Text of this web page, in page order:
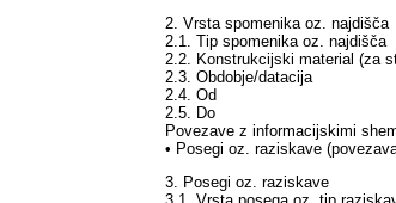
2. Vrsta spomenika oz. najdišča
2.1. Tip spomenika oz. najdišča
2.2. Konstrukcijski material (za
2.3. Obdobje/datacija
2.4. Od
2.5. Do
Povezave z informacijskimi
• Posegi oz. raziskave
3. Posegi oz. raziskave